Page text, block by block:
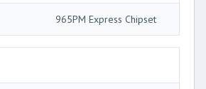
965PM Express Chipset